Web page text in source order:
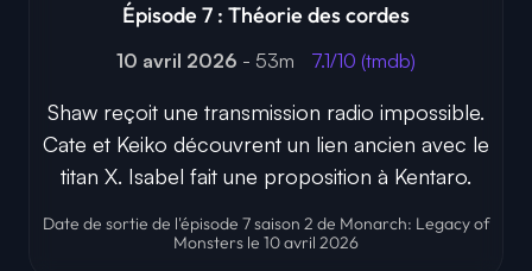
Épisode 7 : Théorie des cordes
10 avril 2026 - 53m 7.1/10 (tmdb)
Shaw reçoit une transmission radio impossible.
Cate et Keiko découvrent un lien ancien avec le
titan X. Isabel fait une proposition à Kentaro.
Date de sortie de l'épisode 7 saison 2 de Monarch: Legacy of
Monsters le 10 avril 2026